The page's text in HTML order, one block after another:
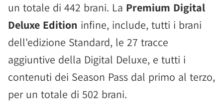
un totale di 442 brani. La Premium Digital
Deluxe Edition infine, include, tutti i brani
dell'edizione Standard, le 27 tracce
aggiuntive della Digital Deluxe, e tutti i
contenuti dei Season Pass dal primo al terzo,
per un totale di 502 brani.